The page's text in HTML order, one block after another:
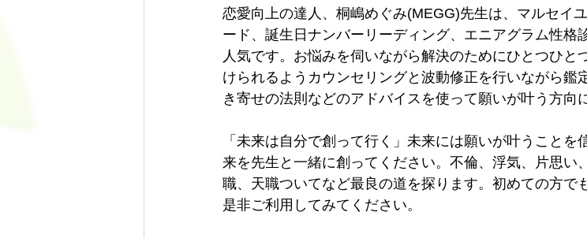
恋愛向上の達人、桐嶋めぐみ(MEGG)先生は、マルセイ
ード、誕生日ナンバーリーディング、エニアグラム性格
人気です。お悩みを伺いながら解決のためにひとつひと
けられるようカウンセリングと波動修正を行いながら鑑
き寄せの法則などのアドバイスを使って願いが叶う方向
「未来は自分で創って行く」未来には願いが叶うこと
来を先生と一緒に創ってください。不倫、浮気、片思い
職、天職ついてなど最良の道を探ります。初めての方で
是非ご利用してみてください。